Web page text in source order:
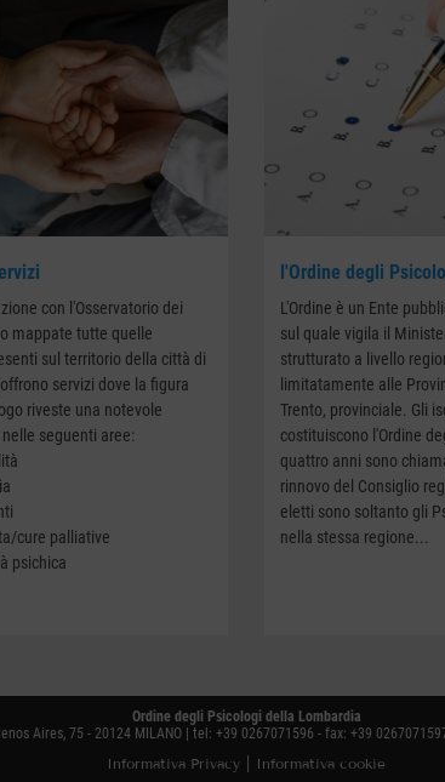
con l'Osservatorio dei
mappate tutte quelle
sul territorio della città di
servizi dove la figura
riveste una notevole
seguenti aree:
cure palliative
psichica
l'Ordine degli
L'Ordine è un Ente
sul quale vigila il
strutturato a livello
limitatamente alle
Trento, provinciale. Gli
costituiscono l'Ordine
quattro anni sono
rinnovo del Consiglio
eletti sono soltanto gli
nella stessa regione...
Ordine degli Psicologi della Lombardia
Aires, 75 - 20124 MILANO | tel: +39 0267071596 - fax: +39
Informativa Privacy Informativa cookie